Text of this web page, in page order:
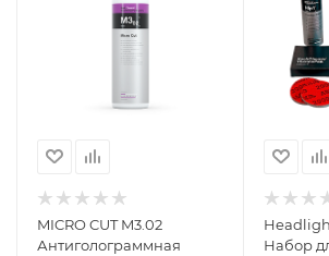
MICRO CUT M3.02
Антиголограммная
Набор